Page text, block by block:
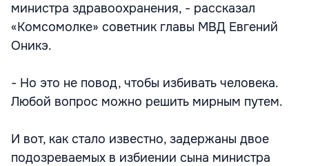
министра здравоохранения, - рассказал
«Комсомолке» советник главы МВД Евгений
Оникэ.
- Но это не повод, чтобы избивать человека.
Любой вопрос можно решить мирным путем.
И вот, как стало известно, задержаны двое
подозреваемых в избиении сына министра